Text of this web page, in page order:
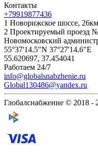
Контакты
+79919877436
1 Новорижское шоссе,
2 Проектируемый проезд
Новомосковский
55°37'14.5"N 37°27'14.6"E
55.620697, 37.454041
Работаем 24/7
info@globalsnabzhenie.ru
Global130486@yandex.ru
Глобалснабжение © 2018 -